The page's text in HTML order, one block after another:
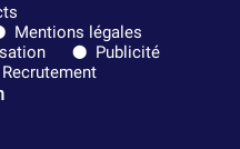
Mentions légales
Publicité
Recrutement